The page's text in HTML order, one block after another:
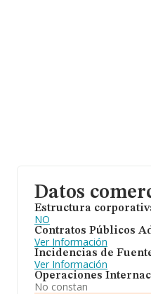
Datos
Estructura
NO
Contratos Públicos
Ver Información
Incidencias de
Ver Información
Operaciones
No constan